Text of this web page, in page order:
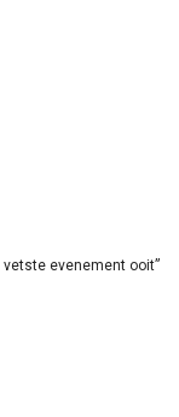
evenement ooit”